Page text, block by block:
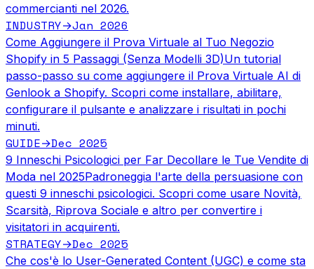
commercianti nel 2026.
INDUSTRY→Jan 2026
Come Aggiungere il Prova Virtuale al Tuo Negozio
Shopify in 5 Passaggi (Senza Modelli 3D)Un tutorial
passo-passo su come aggiungere il Prova Virtuale AI di
Genlook a Shopify. Scopri come installare, abilitare,
configurare il pulsante e analizzare i risultati in pochi
minuti.
GUIDE→Dec 2025
9 Inneschi Psicologici per Far Decollare le Tue Vendite di
Moda nel 2025Padroneggia l'arte della persuasione con
questi 9 inneschi psicologici. Scopri come usare Novità,
Scarsità, Riprova Sociale e altro per convertire i
visitatori in acquirenti.
STRATEGY→Dec 2025
Che cos'è lo User-Generated Content (UGC) e come sta